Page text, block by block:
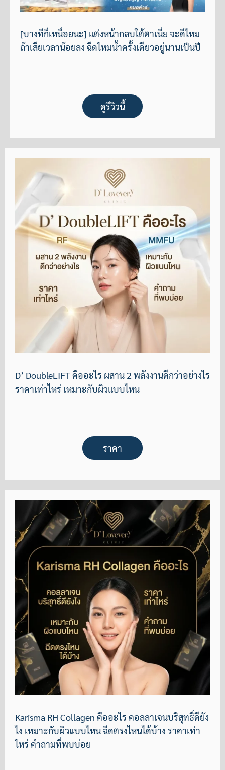
[บางทีก็เหนื่อยนะ] แต่งหน้ากลบใต้ตาเนี่ย จะดีไหม
ถ้าเสียเวลาน้อยลง ฉีดไหมน้ำครั้งเดียวอยู่นานเป็นปี
ดูรีวิวนี้
D’ DoubleLIFT คืออะไร ผสาน 2 พลังงานดีกว่าอย่างไร
ราคาเท่าไหร่ เหมาะกับผิวแบบไหน
ราคา
Karisma RH Collagen คืออะไร คอลลาเจนบริสุทธิ์ดียัง
ไง เหมาะกับผิวแบบไหน ฉีดตรงไหนได้บ้าง ราคาเท่า
ไหร่ คำถามที่พบบ่อย